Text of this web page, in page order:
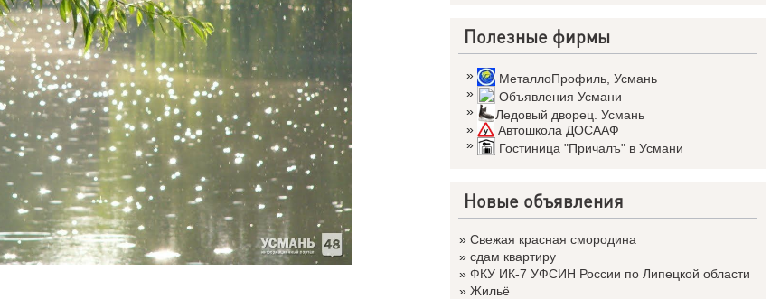
Полезные фирмы
» МеталлоПрофиль Усмань
»
Объявления Усмани
»
Ледовый дворец. Усмань
»
Автошкола ДОСААФ
»
Гостиница "Причалъ" в Усмани
Новые объявления
» Свежая красная смородина
» сдам квартиру
» ФКУ ИК-7 УФСИН России по Липецкой области
» Жильё